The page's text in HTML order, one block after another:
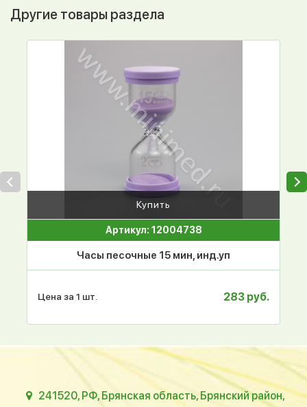
Другие товары раздела
Купить
Артикул: 12004738
Часы песочные 15 мин, инд.уп
Цена за 1 шт. 283 руб.
241520, РФ, Брянская область, Брянский район,